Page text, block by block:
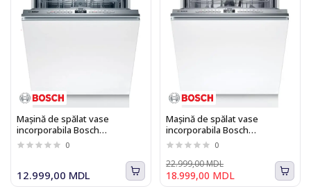
Mașină de spălat vase
incorporabila Bosch
SMV4HVX03E Seria I 4
0
12.999,00 MDL
Mașină de spălat vase
incorporabila Bosch
SMV6ZCX10E, 14 seturi, 6
programe, Zeolith, Home
Connect, 60 cm
0
18.999,00 MDL
22.999,00 MDL